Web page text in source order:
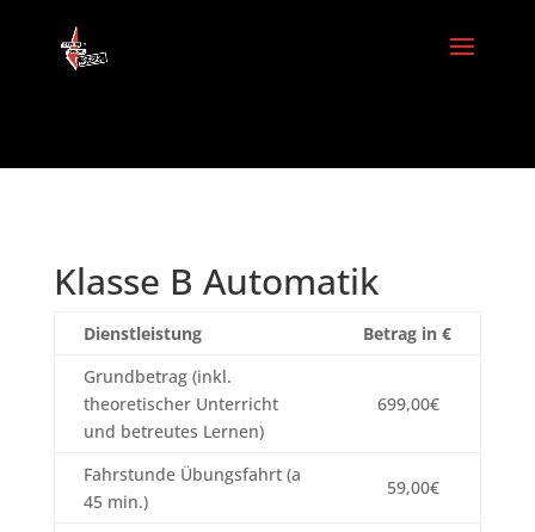
Klasse B Automatik
Dienstleistung
Betrag in €
Grundbetrag (inkl.
theoretischer Unterricht
und betreutes Lernen)
699,00€
Fahrstunde Übungsfahrt (a
45 min.)
59,00€